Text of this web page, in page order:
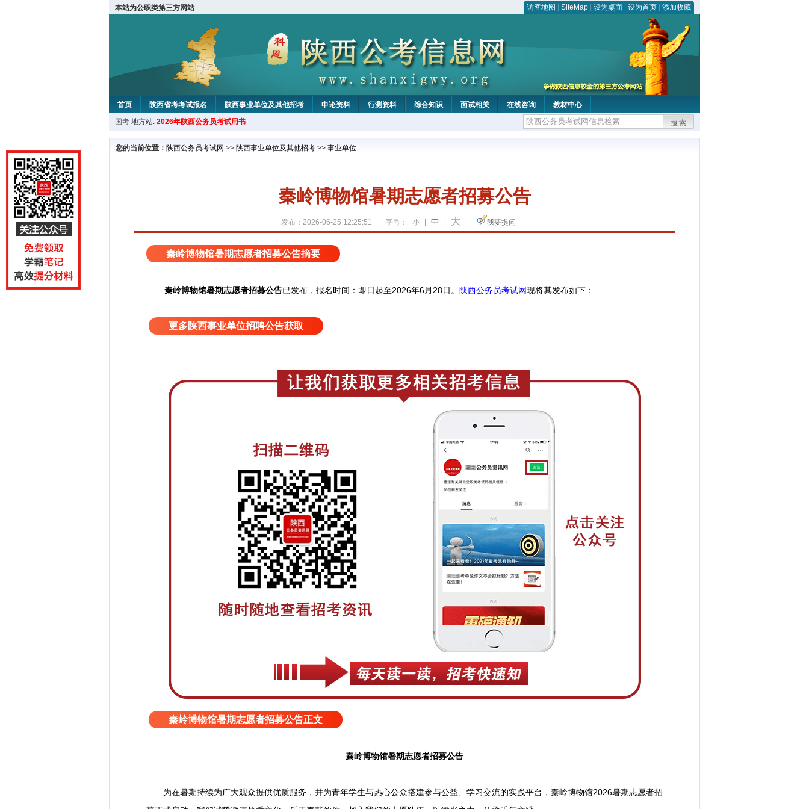
本站为公职类第三方网站 访客地图 SiteMap 设为桌面 设为首页 添加收藏
首页 陕西省考考试报名 陕西事业单位及其他招考 申论资料 行测资料 综合知识 面试相关 在线咨询
教材中心
国考 地方站: 2026年陕西公务员考试用书 搜索
您的当前位置： 陕西公务员考试网 >> 陕西事业单位及其他招考 >> 事业单位
秦岭博物馆暑期志愿者招募公告
发布：2026-06-25 12:25:51 字号： 小 中 大 我要提问
秦岭博物馆暑期志愿者招募公告摘要
秦岭博物馆暑期志愿者招募公告已发布，报名时间：即日起至2026年6月28日。 陕西公务员考试网现将其发布如下：
更多陕西事业单位招聘公告获取
秦岭博物馆暑期志愿者招募公告正文
秦岭博物馆暑期志愿者招募公告
为在暑期持续为广大观众提供优质服务，并为青年学生与热心公众搭建参与公益、学习交流的实践平台，秦岭博物馆2026暑期志愿者招